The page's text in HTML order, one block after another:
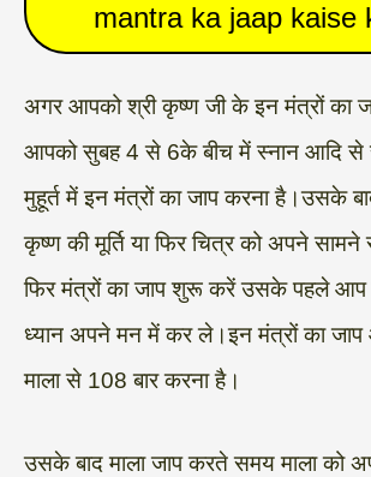
mantra ka jaap kaise
अगर आपको श्री कृष्ण जी के इन मंत्रों का
आपको सुबह 4 से 6के बीच में स्नान आदि से
मुहूर्त में इन मंत्रों का जाप करना है।उसके
कृष्ण की मूर्ति या फिर चित्र को अपने
फिर मंत्रों का जाप शुरू करें उसके पहले आप
ध्यान अपने मन में कर ले।इन मंत्रों का
माला से 108 बार करना है।
उसके बाद माला जाप करते समय माला को